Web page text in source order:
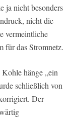
ja nicht besonders
nicht die
vermeintliche
für das Stromnetz.
hänge „ein
schließlich von
Der